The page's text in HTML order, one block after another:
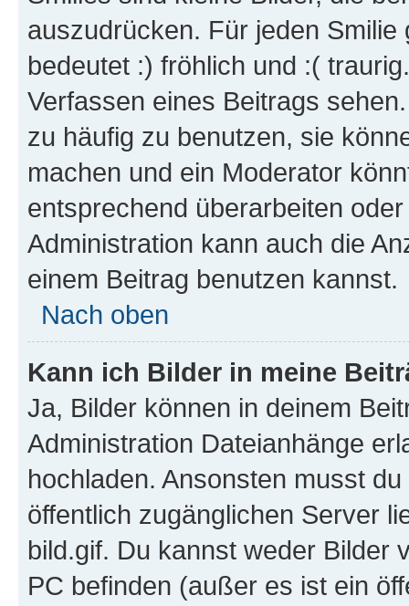
auszudrücken. Für jeden
bedeutet :) fröhlich und :(
Verfassen eines Beitrags
zu häufig zu benutzen, sie
machen und ein Moderator
entsprechend überarbeiten
Administration kann auch die
einem Beitrag benutzen kannst.
Nach oben
Kann ich Bilder in meine
Ja, Bilder können in deinem
Administration Dateianhänge
hochladen. Ansonsten musst
öffentlich zugänglichen Server
bild.gif. Du kannst weder Bilder
PC befinden (außer es ist ein